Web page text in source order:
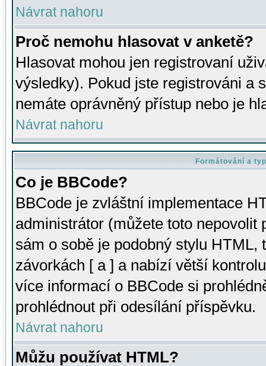
Návrat nahoru
Proč nemohu hlasovat v anketě?
Hlasovat mohou jen registrovaní
výsledky). Pokud jste registrováni a
nemáte oprávněný přístup nebo je
Návrat nahoru
Formátování a
Co je BBCode?
BBCode je zvláštní implementace
administrátor (můžete toto
sám o sobě je podobný stylu HTML,
závorkách [ a ] a nabízí větší
více informací o BBCode si
prohlédnout při odesílání příspěvku.
Návrat nahoru
Můžu používat HTML?